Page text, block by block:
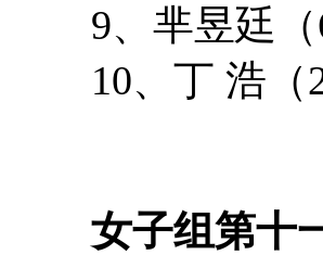
9、芈昱廷（
10、丁 浩（2/
女子组第十